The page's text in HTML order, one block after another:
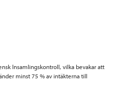
Insamlingskontroll, vilka bevakar att
minst 75 % av intäkterna till